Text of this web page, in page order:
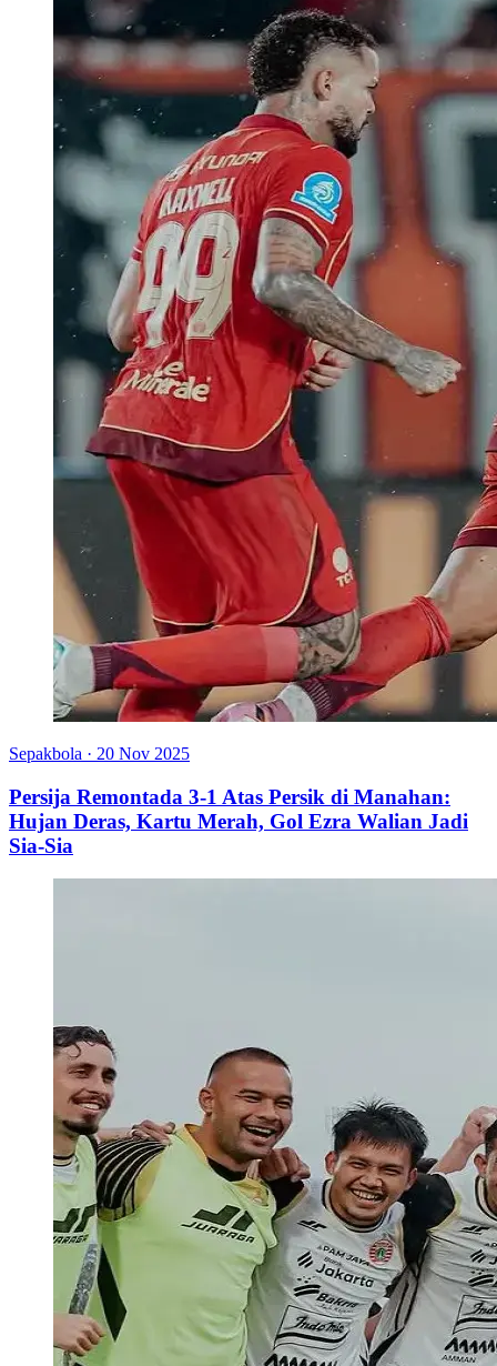
Sepakbola · 20 Nov 2025
Persija Remontada 3-1 Atas Persik di Manahan:
Hujan Deras, Kartu Merah, Gol Ezra Walian Jadi
Sia-Sia